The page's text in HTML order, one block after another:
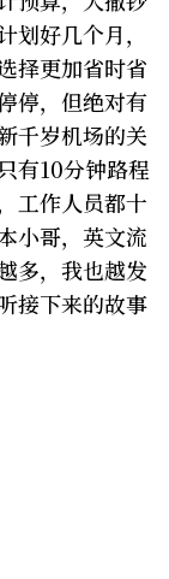
好几个月，
择更加省时省
停，但绝对有
千岁机场的关
有10分钟路程
工作人员都十
小哥，英文流
多，我也越发
接下来的故事